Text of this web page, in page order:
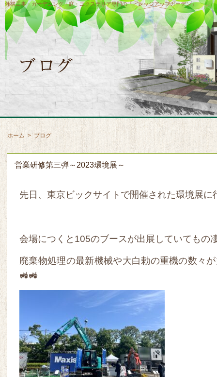
外構工事・ガーデニング・庭・エクステリア専門の「ビレッジアップガーデン」
ホーム > ブログ
営業研修第三弾～2023環境展～
先日、東京ビックサイトで開催された環境展に
会場につくと105のブースが出展していてもの
廃棄物処理の最新機械や大白勅の重機の数々
🚜🚜